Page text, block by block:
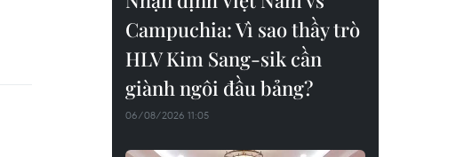
Campuchia: Vì sao thầy trò
HLV Kim Sang-sik cần
giành ngôi đầu bảng?
06/08/2026 11:05